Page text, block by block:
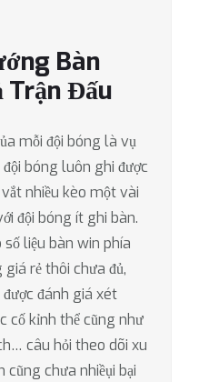
Bàn
Trận Đấu
mỗi đội bóng là vụ
bóng luôn ghi được
nhiều kèo một vài
đội bóng ít ghi bàn.
liệu bàn win phía
rẻ thôi chưa đủ,
đánh giá xét
cố kỉnh thể cũng như
câu hỏi theo dõi xu
cũng chưa nhiềụi bại